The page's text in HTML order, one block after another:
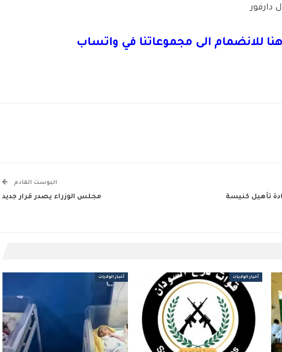
دارفور
للانضمام الى مجموعاتنا في واتساب
تأهيل كنيسة
البوست القادم
مجلس الوزراء يصدر قرار جديد
أخبار الولايات أخبار الولايات